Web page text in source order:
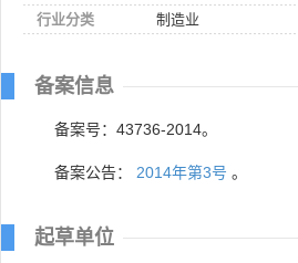
行业分类
制造业
备案信息
备案号：43736-2014。
备案公告： 2014年第3号 。
起草单位